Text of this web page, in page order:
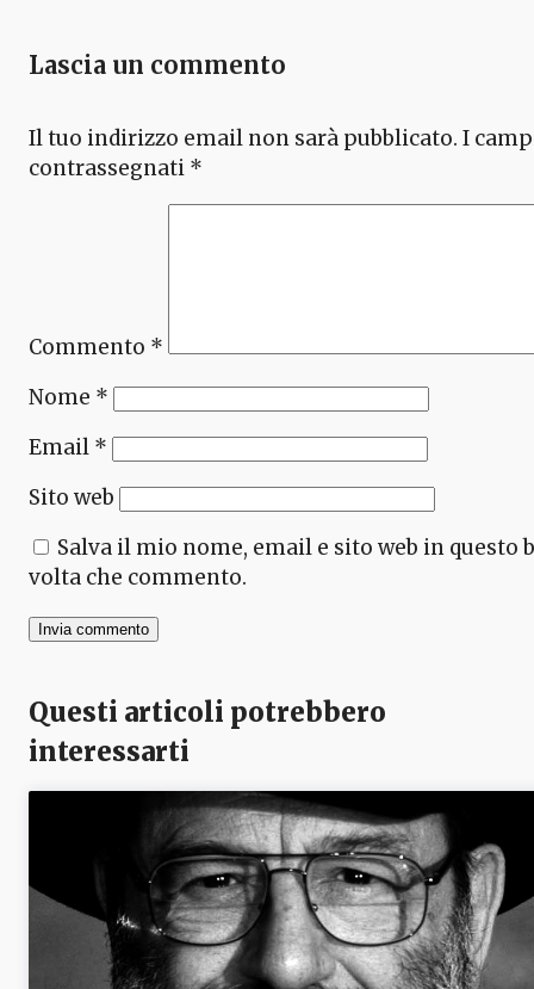
Lascia un commento
Il tuo indirizzo email non sarà pubblicato. I
contrassegnati *
Commento *
Nome *
Email *
Sito web
Salva il mio nome, email e sito web in questo
volta che commento.
Questi articoli potrebbero
interessarti